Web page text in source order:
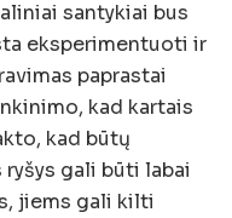
santykiai bus
eksperimentuoti ir
paprastai
kad kartais
kad būtų
gali būti labai
jiems gali kilti